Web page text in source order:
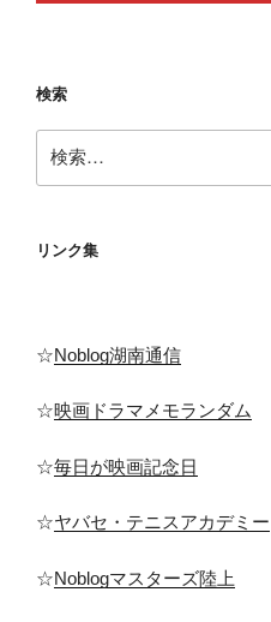
検索
索:
リンク集
☆Noblog湖南通信
☆映画ドラマメモランダム
☆毎日が映画記念日
☆ヤバセ・テニスアカデミー
☆Noblogマスターズ陸上